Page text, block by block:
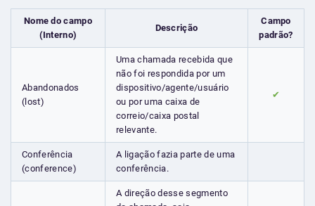
Nome do campo
(Interno)
Descrição
Campo
padrão?
Abandonados
(lost)
Uma chamada recebida que
não foi respondida por um
dispositivo/agente/usuário
ou por uma caixa de
correio/caixa postal
relevante.
✔
Conferência
(conference)
A ligação fazia parte de uma
conferência.
A direção desse segmento